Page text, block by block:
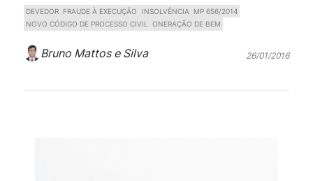
DEVEDOR FRAUDE À EXECUÇÃO INSOLVÊNCIA
MP 656/2014
NOVO CÓDIGO DE PROCESSO CIVIL
ONERAÇÃO DE BEM
Bruno Mattos e Silva 26/01/2016